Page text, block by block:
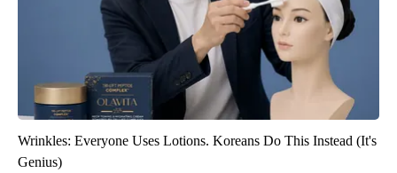
Wrinkles: Everyone Uses Lotions. Koreans Do This Instead (It's
Genius)